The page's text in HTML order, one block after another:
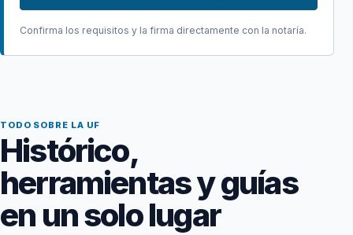
Confirma los requisitos y la firma directamente con la notaría.
TODO SOBRE LA UF
Histórico,
herramientas y guías
en un solo lugar